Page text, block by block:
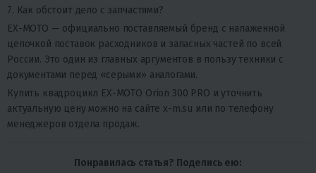
7. Как обстоит дело с запчастями?
EX-MOTO — официально поставляемый бренд с налаженной
цепочкой поставок расходников и запасных частей по всей
России. Это один из главных аргументов в пользу техники с
документами перед «серыми» аналогами.
Купить квадроцикл EX-MOTO Orion 300 PRO и уточнить
актуальную цену можно на сайте x-m.su или по телефону
менеджеров отдела продаж.
Понравилась статья? Поделись ею: